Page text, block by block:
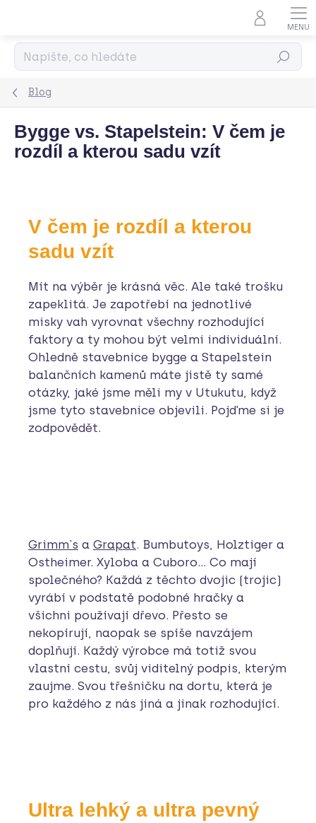
Hledat
Blog
Bygge vs. Stapelstein: V čem je
rozdíl a kterou sadu vzít
V čem je rozdíl a kterou
sadu vzít
Mít na výběr je krásná věc. Ale také trošku
zapeklitá. Je zapotřebí na jednotlivé
misky vah vyrovnat všechny rozhodující
faktory a ty mohou být velmi individuální.
Ohledně stavebnice bygge a Stapelstein
balančních kamenů máte jistě ty samé
otázky, jaké jsme měli my v Utukutu, když
jsme tyto stavebnice objevili. Pojďme si je
zodpovědět.
Grimm`s a Grapat. Bumbutoys, Holztiger a
Ostheimer. Xyloba a Cuboro… Co mají
společného? Každá z těchto dvojic (trojic)
vyrábí v podstatě podobné hračky a
všichni používají dřevo. Přesto se
nekopírují, naopak se spíše navzájem
doplňují. Každý výrobce má totiž svou
vlastní cestu, svůj viditelný podpis, kterým
zaujme. Svou třešničku na dortu, která je
pro každého z nás jiná a jinak rozhodující.
Ultra lehký a ultra pevný